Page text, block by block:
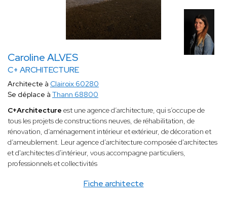
Caroline ALVES
C+ ARCHITECTURE
Fiche architecte
Architecte à Clairoix 60280
Se déplace à Thann 68800
C+Architecture est une agence d’architecture, qui s’occupe de
tous les projets de constructions neuves, de réhabilitation, de
rénovation, d’aménagement intérieur et extérieur, de décoration et
d’ameublement. Leur agence d’architecture composée d'architectes
et d'architectes d'intérieur, vous accompagne particuliers,
professionnels et collectivités